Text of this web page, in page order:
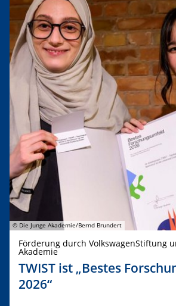
© Die Junge Akademie/Bernd Brundert
Förderung durch VolkswagenStiftung
Akademie
TWIST ist „Bestes
2026“